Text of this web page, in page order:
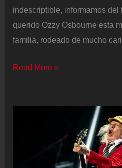
indescriptible, informamos
querido Ozzy Osbourne esta
familia, rodeado de mucho
Muere
los
Read More »